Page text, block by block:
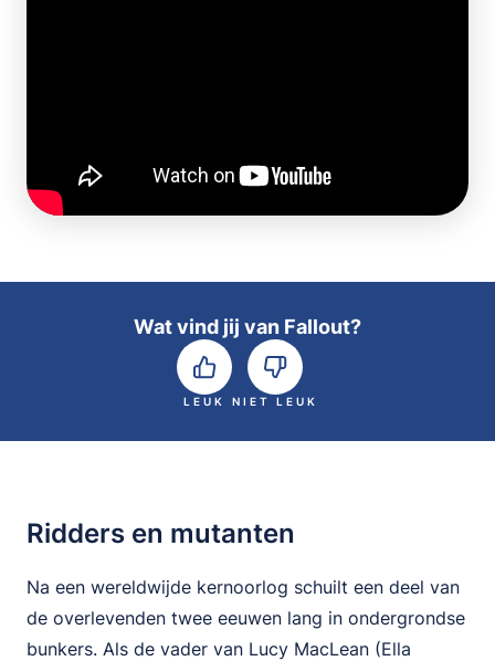
Wat vind jij van Fallout?
LEUK NIET LEUK
Ridders en mutanten
Na een wereldwijde kernoorlog schuilt een deel van
de overlevenden twee eeuwen lang in ondergrondse
bunkers. Als de vader van Lucy MacLean (Ella